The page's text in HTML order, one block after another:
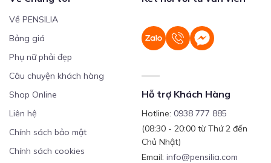
Về PENSILIA
Bảng giá
Phụ nữ phải đẹp
Câu chuyện khách hàng
Shop Online
Liên hệ
Chính sách bảo mật
Chính sách cookies
Hỗ trợ Khách Hàng
Hotline: 0938 777 885
(08:30 - 20:00 từ Thứ 2 đến
Chủ Nhật)
Email: info@pensilia.com